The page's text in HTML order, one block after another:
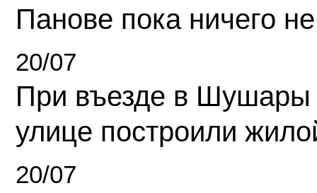
Панове пока ничего
20/07
При въезде в Шушары
улице построили
20/07